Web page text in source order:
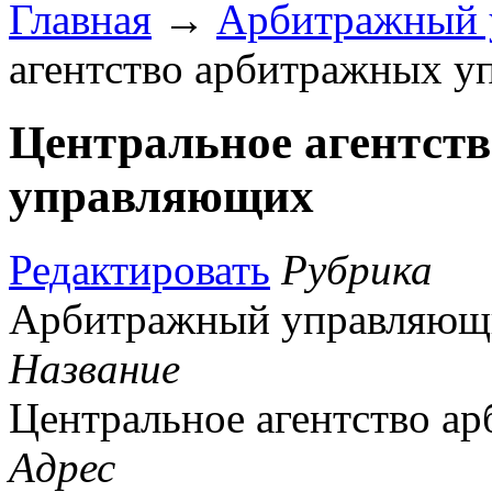
Главная → Арбитражный
агентство арбитражных
Центральное
управляющих
Редактировать Рубрика
Арбитражный
Название
Центральное агентство
Адрес